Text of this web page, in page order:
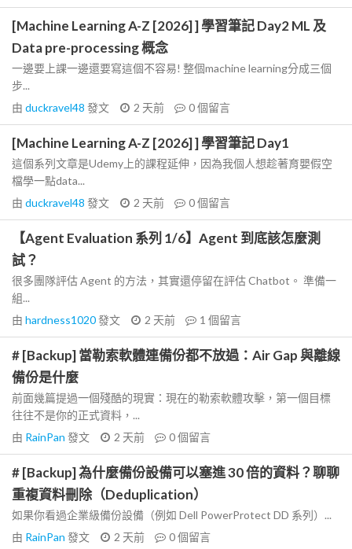
[Machine Learning A-Z [2026] ] 學習筆記 Day2 ML 及
Data pre-processing 概念
一邊要上課一邊還要寫這個不容易! 整個machine learning分成三個
步...
由 duckravel48 發文 2 天前 0個留言
[Machine Learning A-Z [2026] ] 學習筆記 Day1
這個系列文章是Udemy上的課程延伸，因為我個人想趁著育嬰假空
檔學一點data...
由 duckravel48 發文 2 天前 0個留言
【Agent Evaluation 系列 1/6】Agent 到底該怎麼測
試？
很多團隊評估 Agent 的方法，其實還停留在評估 Chatbot。 準備一
組...
由 hardness1020發文 2 天前 1 個留言
# [Backup] 當勒索軟體連備份都不放過：Air Gap 與離線
備份是什麼
前面幾篇提過一個殘酷的現實：現在的勒索軟體攻擊，第一個目標
往往不是你的正式資料，...
由 RainPan 發文 2 天前 0個留言
# [Backup] 為什麼備份設備可以塞進 30 倍的資料？聊聊
重複資料刪除（Deduplication）
如果你看過企業級備份設備（例如 Dell PowerProtect DD 系列）...
由 RainPan 發文 2 天前 0個留言